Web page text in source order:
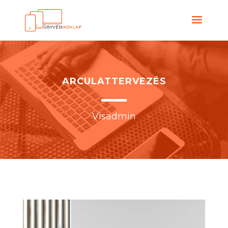
ARCULATTERVEZÉS
Visadmin